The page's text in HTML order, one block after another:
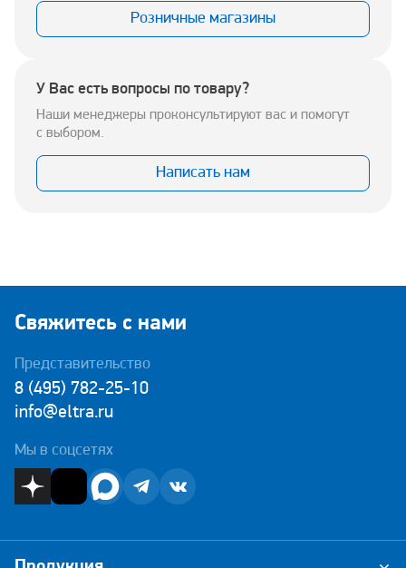
Розничные магазины
У Вас есть вопросы по товару?
Наши менеджеры проконсультируют вас и помогут
с выбором.
Написать нам
Свяжитесь с нами
Представительство
8 (495) 782-25-10
info@eltra.ru
Мы в соцсетях